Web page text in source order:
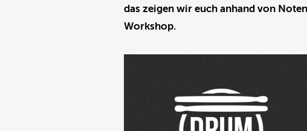
das zeigen wir euch anhand von
Workshop.